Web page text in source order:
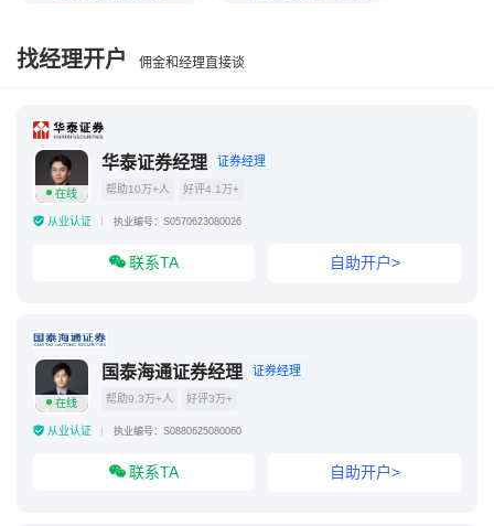
股票按行业划分哪些板块
找经理开户 佣金和经理直接谈
在线
华泰证券经理 证券经理
帮助10万+人 好评4.1万+
从业认证 执业编号：S0570623080026
联系TA 自助开户>
在线
国泰海通证券经理 证券经理
帮助9.3万+人 好评3万+
从业认证 执业编号：S0880625080060
联系TA 自助开户>